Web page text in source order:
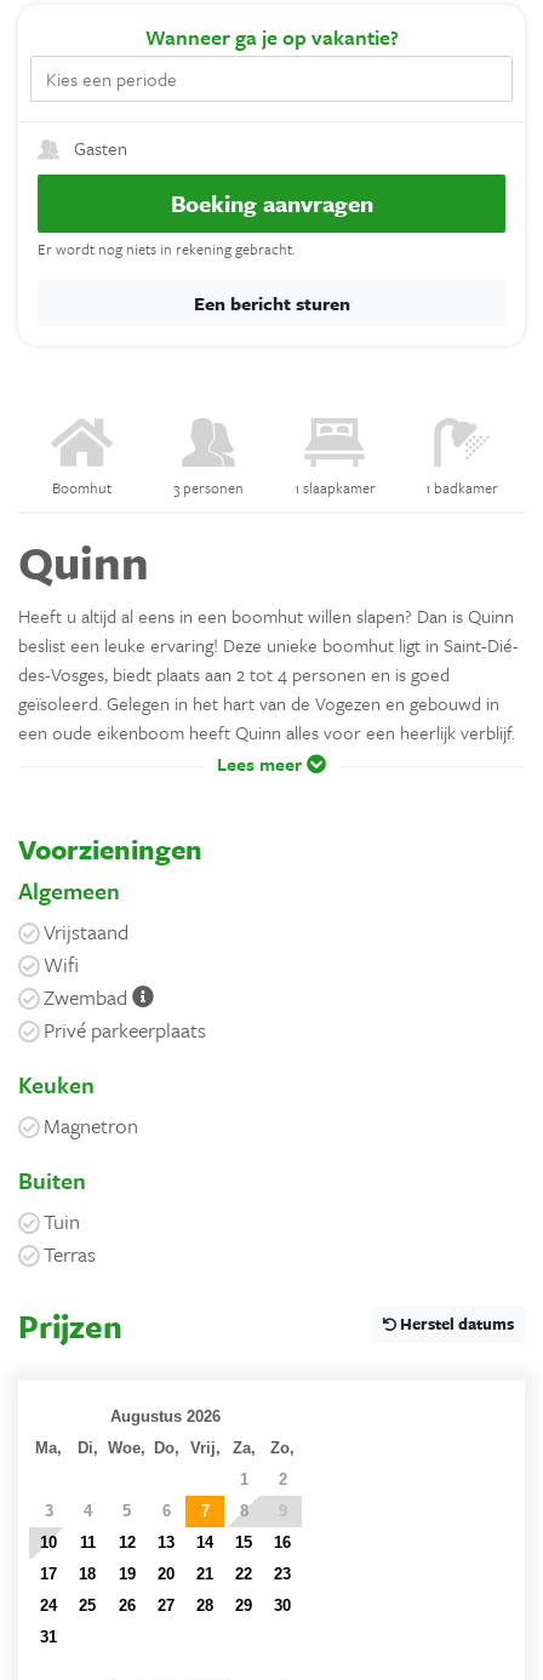
Boomhut 3 personen 1 slaapkamer 1 badkamer
Quinn
Heeft u altijd al eens in een boomhut willen slapen? Dan is Quinn
beslist een leuke ervaring! Deze unieke boomhut ligt in Saint-Dié-
des-Vosges, biedt plaats aan 2 tot 4 personen en is goed
geïsoleerd. Gelegen in het hart van de Vogezen en gebouwd in
een oude eikenboom heeft Quinn alles voor een heerlijk verblijf.
Lees meer
Voorzieningen
Algemeen
Vrijstaand
Wifi
Zwembad
Privé parkeerplaats
Keuken
Magnetron
Buiten
Tuin
Terras
Prijzen Herstel datums
Augustus 2026
Ma,
Di, Woe, Do, Vrij, Za,
Zo,
1
2
3
4 5 6 7 8
9
10
11 12 13 14 15
16
17
18 19 20 21 22
23
24
25 26 27 28 29
30
31
Wanneerga je op vakantie?
Gasten
Boeking aanvragen
Er wordt nog niets in rekening gebracht.
Een bericht sturen